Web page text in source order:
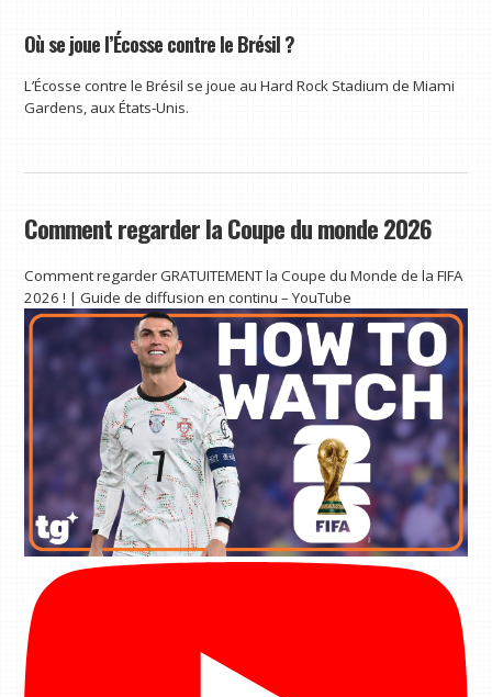
Où se joue l’Écosse contre le Brésil ?
L’Écosse contre le Brésil se joue au Hard Rock Stadium de Miami
Gardens, aux États-Unis.
Comment regarder la Coupe du monde 2026
Comment regarder GRATUITEMENT la Coupe du Monde de la FIFA
2026 ! | Guide de diffusion en continu – YouTube